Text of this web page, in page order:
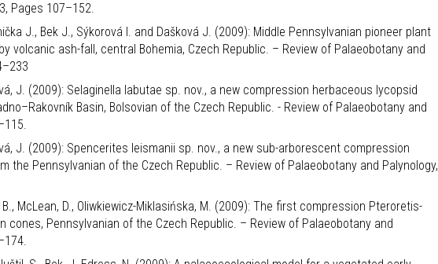
Pages 107–152.
J., Bek J., Sýkorová I. and Dašková J. (2009): Middle Pennsylvanian pioneer plant
volcanic ash-fall, central Bohemia, Czech Republic. – Review of Palaeobotany and
J. (2009): Selaginella labutae sp. nov., a new compression herbaceous lycopsid
Basin, Bolsovian of the Czech Republic. - Review of Palaeobotany and
J. (2009): Spencerites leismanii sp. nov., a new sub-arborescent compression
the Pennsylvanian of the Czech Republic. – Review of Palaeobotany and Palynology,
B., McLean, D., Oliwkiewicz-Miklasińska, M. (2009): The first compression Pteroretis-
cones, Pennsylvanian of the Czech Republic. – Review of Palaeobotany and